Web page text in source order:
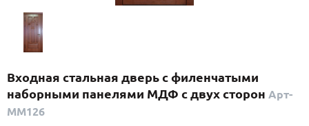
(29)
ПО НАЗНАЧЕНИЮ
ПО КОНСТРУКЦИИ
Входная стальная дверь с филенчатыми
наборными панелями МДФ с двух сторон Арт-
ММ126